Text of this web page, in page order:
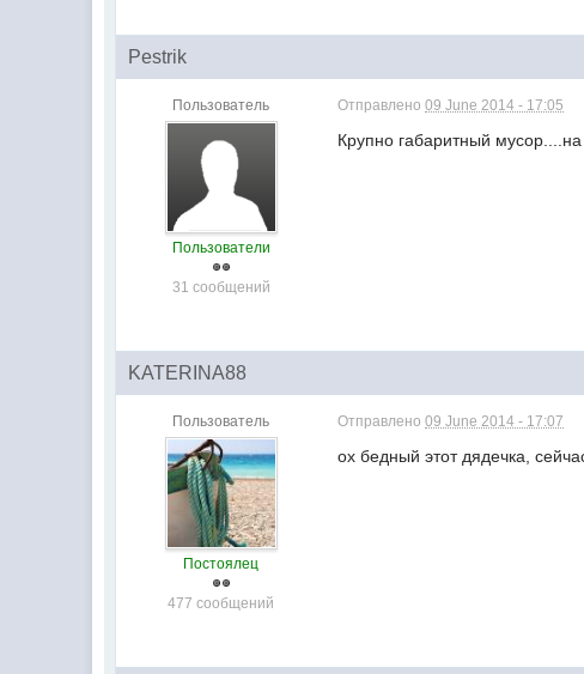
Pestrik
Пользователь
Пользователи
31 сообщений
Отправлено09 June 2014 - 17:05
Крупно габаритный
KATERINA88
Пользователь
Постоялец
477 сообщений
Отправлено09 June 2014 - 17:07
ох бедный этот дядечка,